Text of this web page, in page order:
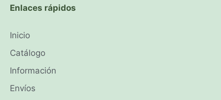
Enlaces rápidos
Inicio
Catálogo
Información
Envíos